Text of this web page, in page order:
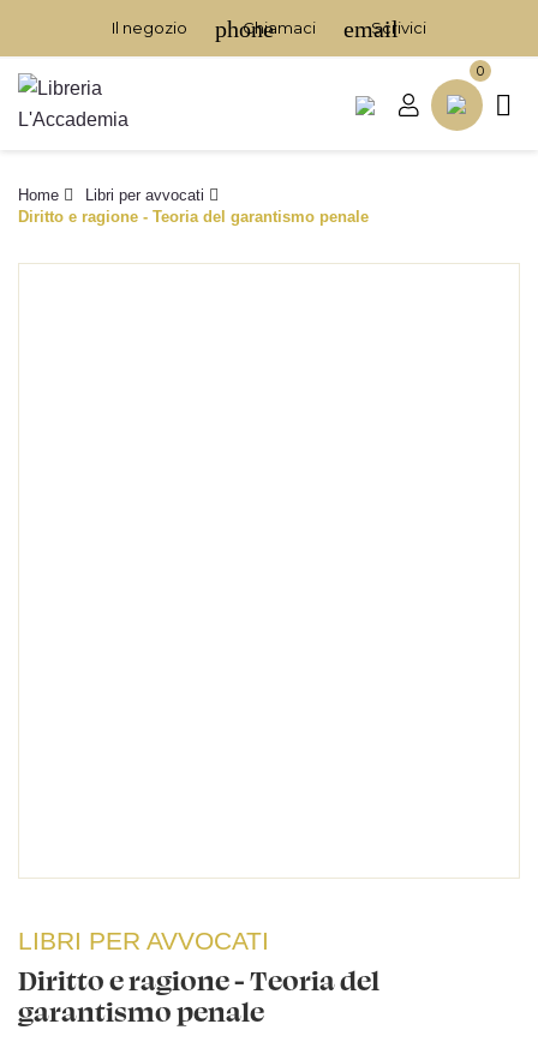
Il negozio phone
Chiamaci email
Scrivici

0
Home
Libri per avvocati
Diritto e ragione - Teoria del garantismo penale
LIBRI PER AVVOCATI
Diritto e ragione - Teoria del
garantismo penale